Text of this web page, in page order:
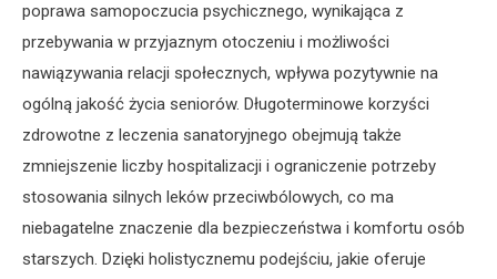
poprawa samopoczucia psychicznego, wynikająca z
przebywania w przyjaznym otoczeniu i możliwości
nawiązywania relacji społecznych, wpływa pozytywnie na
ogólną jakość życia seniorów. Długoterminowe korzyści
zdrowotne z leczenia sanatoryjnego obejmują także
zmniejszenie liczby hospitalizacji i ograniczenie potrzeby
stosowania silnych leków przeciwbólowych, co ma
niebagatelne znaczenie dla bezpieczeństwa i komfortu osób
starszych. Dzięki holistycznemu podejściu, jakie oferuje